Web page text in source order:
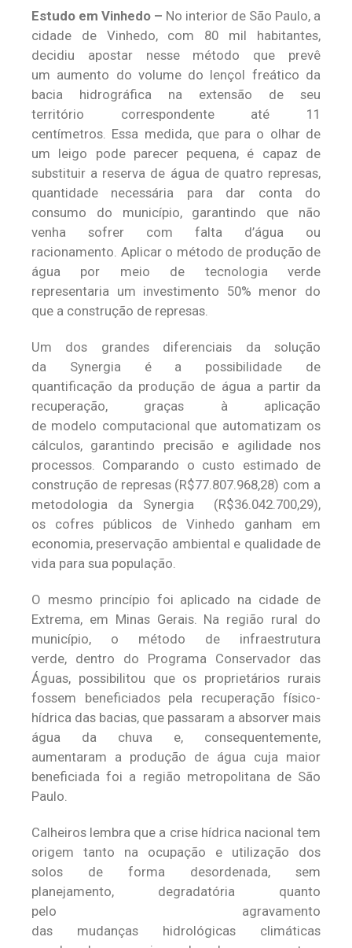
Estudo em Vinhedo – No interior de São Paulo, a
cidade de Vinhedo, com 80 mil habitantes,
decidiu apostar nesse método que prevê
um aumento do volume do lençol freático da
bacia hidrográfica na extensão de seu
território correspondente até 11
centímetros. Essa medida, que para o olhar de
um leigo pode parecer pequena, é capaz de
substituir a reserva de água de quatro represas,
quantidade necessária para dar conta do
consumo do município, garantindo que não
venha sofrer com falta d’água ou
racionamento. Aplicar o método de produção de
água por meio de tecnologia verde
representaria um investimento 50% menor do
que a construção de represas.
Um dos grandes diferenciais da solução
da Synergia é a possibilidade de
quantificação da produção de água a partir da
recuperação, graças à aplicação
de modelo computacional que automatizam os
cálculos, garantindo precisão e agilidade nos
processos. Comparando o custo estimado de
construção de represas (R$77.807.968,28) com a
metodologia da Synergia (R$36.042.700,29),
os cofres públicos de Vinhedo ganham em
economia, preservação ambiental e qualidade de
vida para sua população.
O mesmo princípio foi aplicado na cidade de
Extrema, em Minas Gerais. Na região rural do
município, o método de infraestrutura
verde, dentro do Programa Conservador das
Águas, possibilitou que os proprietários rurais
fossem beneficiados pela recuperação físico-
hídrica das bacias, que passaram a absorver mais
água da chuva e, consequentemente,
aumentaram a produção de água cuja maior
beneficiada foi a região metropolitana de São
Paulo.
Calheiros lembra que a crise hídrica nacional tem
origem tanto na ocupação e utilização dos
solos de forma desordenada, sem
planejamento, degradatória quanto
pelo agravamento
das mudanças hidrológicas climáticas